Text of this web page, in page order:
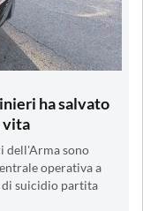
ha salvato
vita
dell'Arma sono
operativa a
di suicidio partita